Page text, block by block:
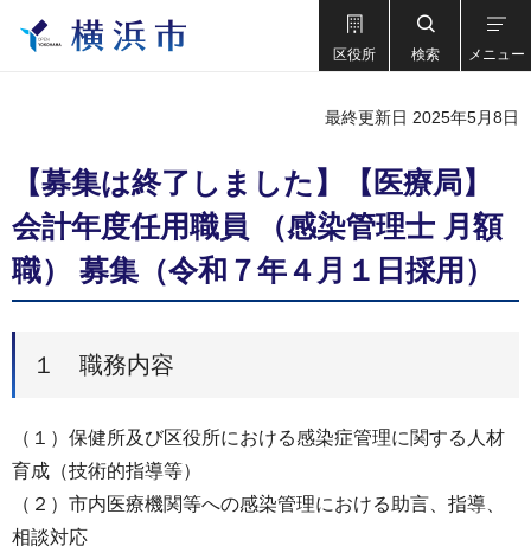
区役所 検索 メニュー
最終更新日 2025年5月8日
【募集は終了しました】【医療局】
会計年度任用職員 （感染管理士 月額
職） 募集（令和７年４月１日採用）
１ 職務内容
（１）保健所及び区役所における感染症管理に関する人材
育成（技術的指導等）
（２）市内医療機関等への感染管理における助言、指導、
相談対応